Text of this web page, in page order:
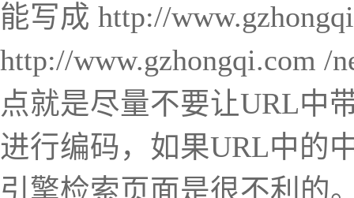
能写成 http://
http://www.gzhongqi.com /
点就是尽量不要让URL中
进行编码，如果URL中的
引擎检索页面是很不利的